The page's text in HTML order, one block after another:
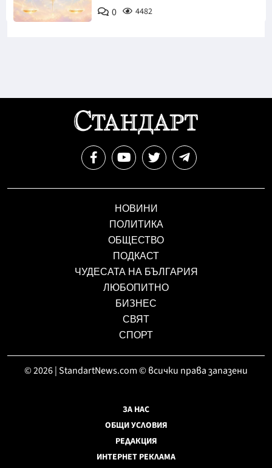
0 4482
НОВИНИ
ПОЛИТИКА
ОБЩЕСТВО
ПОДКАСТ
ЧУДЕСАТА НА БЪЛГАРИЯ
ЛЮБОПИТНО
БИЗНЕС
СВЯТ
СПОРТ
© 2026 | StandartNews.com © всички права запазени
ЗА НАС
ОБЩИ УСЛОВИЯ
РЕДАКЦИЯ
ИНТЕРНЕТ РЕКЛАМА